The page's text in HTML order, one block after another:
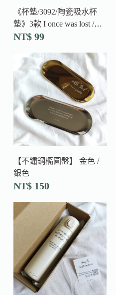
《杯墊/3092/陶瓷吸水杯
墊》3款 I once was lost /
Call upon Me / life is wonder
NT$99
【不鏽鋼橢圓盤】 金色 /
銀色
NT$150